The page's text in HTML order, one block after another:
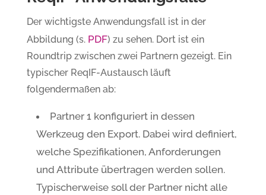
Der wichtigste Anwendungsfall ist in der
Abbildung (s. PDF) zu sehen. Dort ist ein
Roundtrip zwischen zwei Partnern gezeigt. Ein
typischer ReqIF-Austausch läuft
folgendermaßen ab:
Partner 1 konfiguriert in dessen
Werkzeug den Export. Dabei wird definiert,
welche Spezifikationen, Anforderungen
und Attribute übertragen werden sollen.
Typischerweise soll der Partner nicht alle